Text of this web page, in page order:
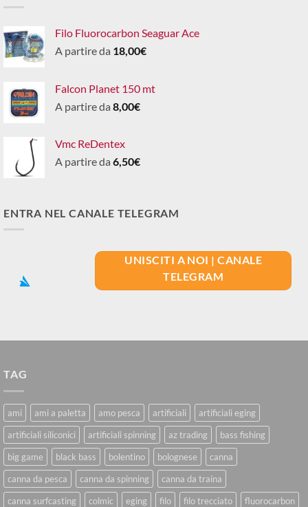
Filo Fluorocarbon Seaguar Ace
A partire da 18,00€
Falcon Planet 150 mt
A partire da 8,00€
Vmc ReDentex
A partire da 6,50€
ENTRA NEL CANALE TELEGRAM
UNISCITI A NOI | CANALE
TELEGRAM
TAG
ami ami a paletta amo pesca artificiali
artificiali eging
artificiali siliconici
artificiali spinning az trading
bass fishing
big game
black bass bolentino bolognese
canna
canna da pesca
canna da spinning
canna da traina
canna surfcasting
colmic eging filo filo trecciato
fluorocarbon